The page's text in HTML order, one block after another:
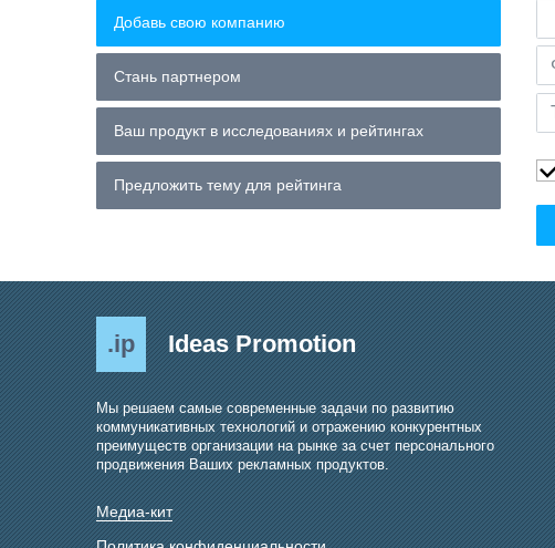
Добавь свою компанию
Стань партнером
Ваш продукт в исследованиях и рейтингах
Предложить тему для рейтинга
.ip Ideas Promotion
Мы решаем самые современные задачи по развитию
коммуникативных технологий и отражению конкурентных
преимуществ организации на рынке за счет персонального
продвижения Ваших рекламных продуктов.
Медиа-кит